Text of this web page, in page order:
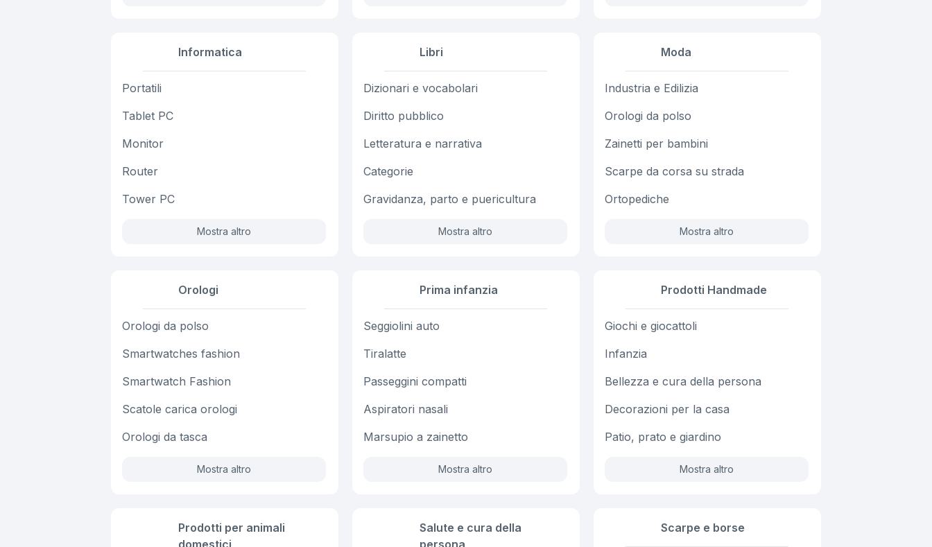
Informatica
Portatili
Tablet PC
Monitor
Router
Tower PC
Mostra altro
Libri
Dizionari e vocabolari
Diritto pubblico
Letteratura e narrativa
Categorie
Gravidanza, parto e puericultura
Mostra altro
Moda
Industria e Edilizia
Orologi da polso
Zainetti per bambini
Scarpe da corsa su strada
Ortopediche
Mostra altro
Orologi
Orologi da polso
Smartwatches fashion
Smartwatch Fashion
Scatole carica orologi
Orologi da tasca
Mostra altro
Prima infanzia
Seggiolini auto
Tiralatte
Passeggini compatti
Aspiratori nasali
Marsupio a zainetto
Mostra altro
Prodotti Handmade
Giochi e giocattoli
Infanzia
Bellezza e cura della persona
Decorazioni per la casa
Patio, prato e giardino
Mostra altro
Prodotti per animali
domestici
Salute e cura della
persona
Scarpe e borse